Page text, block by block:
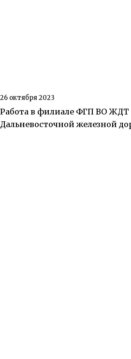
26 октября 2023
Работа в филиале ФГП ВО ЖДТ
Дальневосточной железной